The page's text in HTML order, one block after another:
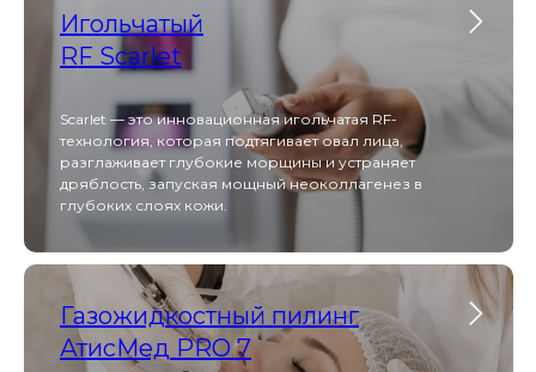
Игольчатый
RF Scarlet
Scarlet — это инновационная игольчатая RF-
технология, которая подтягивает овал лица,
разглаживает глубокие морщины и устраняет
дряблость, запуская мощный неоколлагенез в
глубоких слоях кожи.
Газожидкостный пилинг
АтисМед PRO 7
Процедура фотодинамической терапии, которая
избирательно удаляет поврежденные клетки,
запуская естественные механизмы омоложения
или решая такие проблемы, как акне,
Фотодинамическая
терапия HELEO 4
Индивидуальные уходы Hydropeptide по типу
кожи представляют собой профессиональные
косметические программы, направленные на
интенсивное увлажнение, питание и
восстановление кожи